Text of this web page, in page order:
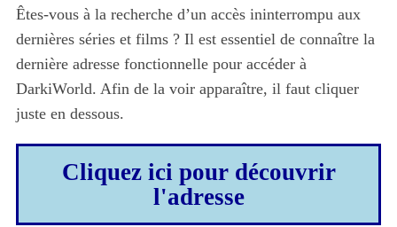
Êtes-vous à la recherche d’un accès ininterrompu aux
dernières séries et films ? Il est essentiel de connaître la
dernière adresse fonctionnelle pour accéder à
DarkiWorld. Afin de la voir apparaître, il faut cliquer
juste en dessous.
Cliquez ici pour découvrir
l'adresse